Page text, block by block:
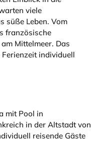
viele
süße Leben. Vom
französische
Mittelmeer. Das
Ferienzeit individuell
mit Pool in
in der Altstadt von
reisende Gäste